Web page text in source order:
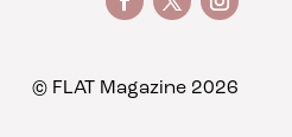
© FLAT Magazine 2026